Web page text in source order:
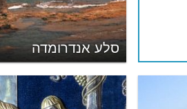
סלע אנדרומדה